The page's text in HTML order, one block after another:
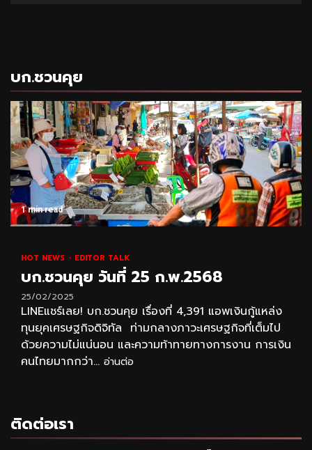
บก.ชวนคุย
1 min read
HOT NEWS EDITOR TALK
บก.ชวนคุย วันที่ 25 ก.พ.2568
25/02/2025
LINEแชร์เลย! บก.ชวนคุย เรื่องที่ 4,391 แอพเงินกู้แหล่ง
ทุนยุคเศรษฐกิจดิจิทัล ท่ามกลางภาวะเศรษฐกิจที่เต็มไป
ด้วยความไม่แน่นอน และความท้าทายทางการงาน การเงิน
คนไทยมากกว่า... อ่านต่อ
ติดต่อเรา